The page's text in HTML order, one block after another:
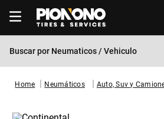
Buscar por Neumaticos / Vehiculo
Neumáticos Auto, Suv y